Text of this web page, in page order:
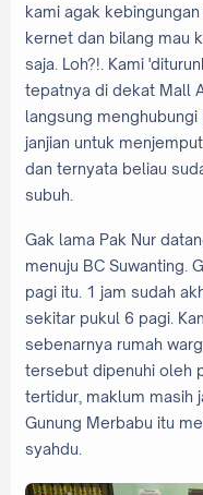
kami agak
kernet dan bilang mau
saja. Loh?!. Kami
tepatnya di dekat Mall
langsung
janjian untuk
dan ternyata beliau
subuh.
Gak lama Pak Nur
menuju BC Suwanting.
pagi itu. 1 jam sudah
sekitar pukul 6 pagi.
sebenarnya rumah
tersebut dipenuhi oleh
tertidur, maklum masih
Gunung Merbabu itu
syahdu.